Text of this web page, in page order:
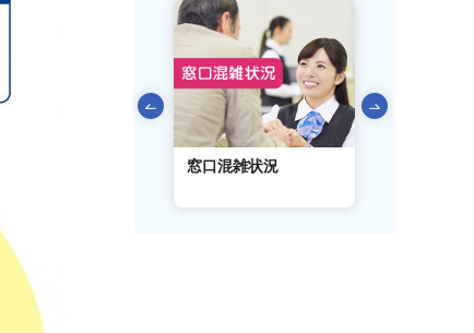
前のスライドを表示
窓口混雑状況